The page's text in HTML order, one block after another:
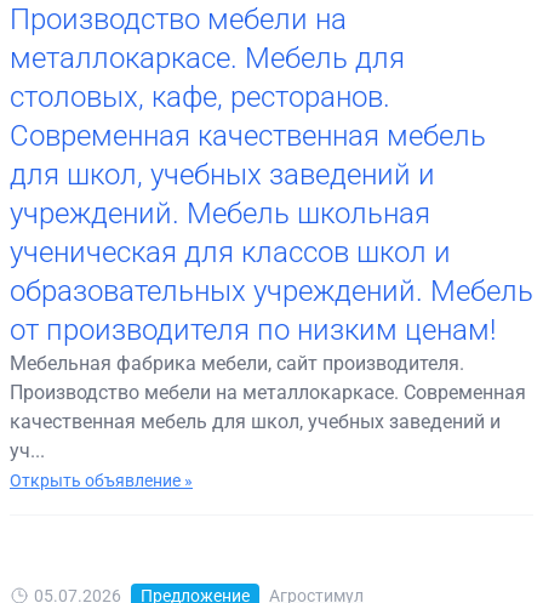
Производство мебели на
металлокаркасе. Мебель для
столовых, кафе, ресторанов.
Современная качественная мебель
для школ, учебных заведений и
учреждений. Мебель школьная
ученическая для классов школ и
образовательных учреждений. Мебель
от производителя по низким ценам!
Мебельная фабрика мебели, сайт производителя.
Производство мебели на металлокаркасе. Современная
качественная мебель для школ, учебных заведений и
уч...
Открыть объявление »
05.07.2026 Предложение Агростимул